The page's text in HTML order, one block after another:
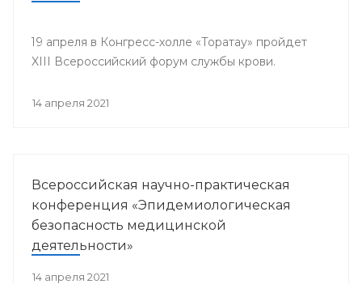
19 апреля в Конгресс-холле «Торатау» пройдет
XIII Всероссийский форум службы крови.
14 апреля 2021
Всероссийская научно-практическая
конференция «Эпидемиологическая
безопасность медицинской
деятельности»
14 апреля 2021